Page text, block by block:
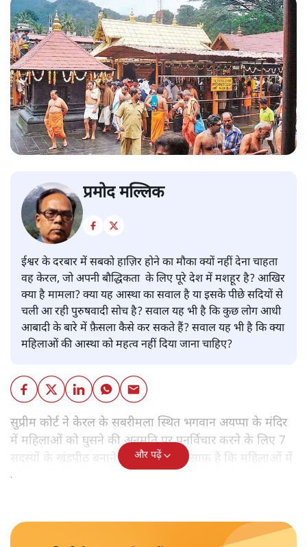
प्रमोद मल्लिक
ईश्वर के दरबार में सबको हाज़िर होने का मौका क्यों नहीं देना चाहता
वह केरल, जो अपनी बौद्धिकता के लिए पूरे देश में मशहूर है? आखिर
क्या है मामला? क्या यह आस्था का सवाल है या इसके पीछे सदियों से
चली आ रही पुरुषवादी सोच है? सवाल यह भी है कि कुछ लोग आधी
आबादी के बारे में फ़ैसला कैसे कर सकते हैं? सवाल यह भी है कि क्या
महिलाओं की आस्था को महत्व नहीं दिया जाना चाहिए?
सुप्रीम कोर्ट ने केरल के सबरीमला स्थित भगवान अयप्पा के मंदिर
में महिलाओं को घुसने की अनुमति पर पुनर्विचार करने के लिए 7
सदस्यों के खंडपीठ बनाने को कहा। इससे साफ़ है कि महिलाओं में
मंदिर जाने के फ़ैसले पर सरकार ने रोक नहीं लगाई है।
और पढ़ें